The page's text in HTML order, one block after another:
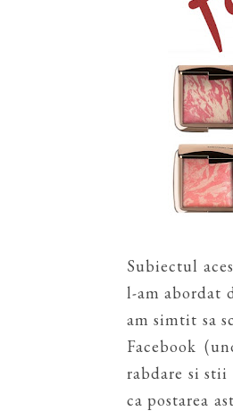
Subiectul
l-am abordat
am simtit sa
Facebook
rabdare si stii
ca postarea